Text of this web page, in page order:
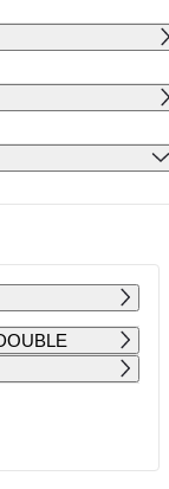
SO NE
1 2
8 9
5 319 4 019